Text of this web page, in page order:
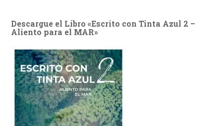
Descargue el Libro «Escrito con Tinta Azul 2 –
Aliento para el MAR»